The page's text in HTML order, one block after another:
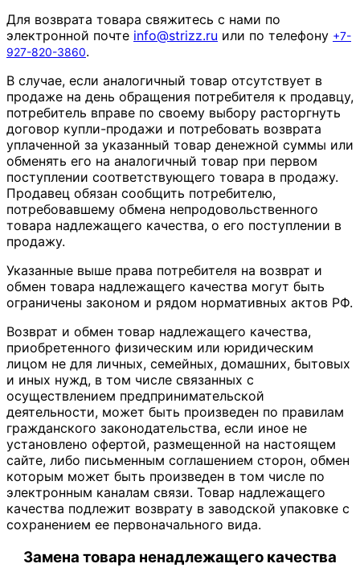
Для возврата товара свяжитесь с нами по
электронной почте info@strizz.ru или по телефону +7-
927-820-3860.
В случае, если аналогичный товар отсутствует в
продаже на день обращения потребителя к продавцу,
потребитель вправе по своему выбору расторгнуть
договор купли-продажи и потребовать возврата
уплаченной за указанный товар денежной суммы или
обменять его на аналогичный товар при первом
поступлении соответствующего товара в продажу.
Продавец обязан сообщить потребителю,
потребовавшему обмена непродовольственного
товара надлежащего качества, о его поступлении в
продажу.
Указанные выше права потребителя на возврат и
обмен товара надлежащего качества могут быть
ограничены законом и рядом нормативных актов РФ.
Возврат и обмен товар надлежащего качества,
приобретенного физическим или юридическим
лицом не для личных, семейных, домашних, бытовых
и иных нужд, в том числе связанных с
осуществлением предпринимательской
деятельности, может быть произведен по правилам
гражданского законодательства, если иное не
установлено офертой, размещенной на настоящем
сайте, либо письменным соглашением сторон, обмен
которым может быть произведен в том числе по
электронным каналам связи. Товар надлежащего
качества подлежит возврату в заводской упаковке с
сохранением ее первоначального вида.
Замена товара ненадлежащего качества